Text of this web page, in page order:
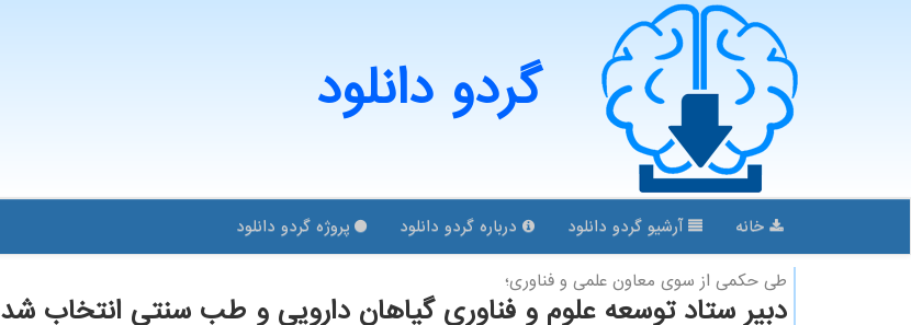
گردو دانلود
خانه آرشیو گردو دانلود درباره گردو دانلود پروژه گردو دانلود
طی حكمی از سوی معاون علمی و فناوری؛
دبیر ستاد توسعه علوم و فناوری گیاهان دارویی و طب سنتی انتخاب شد